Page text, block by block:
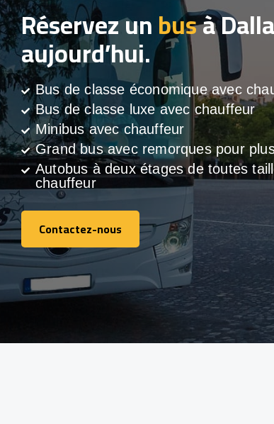
Réservez unbusà
aujourd’hui.
Bus de classe économique avec
Bus de classe luxe avec chauffeur
Minibus avec chauffeur
Grand bus avec remorques pour
Autobus à deux étages de toutes
chauffeur
Contactez-nous
Contactez-nous